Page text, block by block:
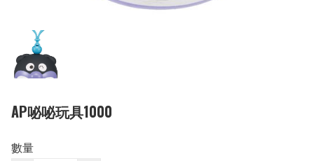
AP咇咇玩具1000
數量